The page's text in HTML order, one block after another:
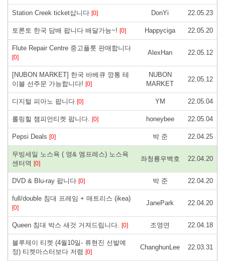
Station Creek ticket삽니다 [0] DonYi 22.05.23
토론토 한국 담배 팝니다 배달가능~! [0] Happyciga 22.05.20
Flute Repair Centre 중고플룻 판매합니다
[0]
AlexHan 22.05.12
[NUBON MARKET] 한국 바베큐 깡통 테
이블 선주문 가능합니다! [0]
NUBON
MARKET
22.05.12
디지털 피아노 팝니다 [0] YM 22.05.04
롤링힐 챔피언티켓 팝니다. [0] honeybee 22.05.04
Pepsi Deals [0] 박 준 22.04.25
무빙세일 노스욕 ( 영& 엠프레스) 노스욕
센터역 [0]
좌청룡우백호 22.04.20
DVD & Blu-ray 팝니다 [0] 박 준 22.04.20
full/double 침대 프레임 + 매트리스 (ikea)
[0]
JanePark 22.04.20
Queen 침대 박스 새것 거져드립니다. [0] 조영연 22.04.18
블루제이 티켓 (4월10일- 류현진 선발예
정) 티켓마스터보다 저렴 [0]
ChanghunLee 22.03.31